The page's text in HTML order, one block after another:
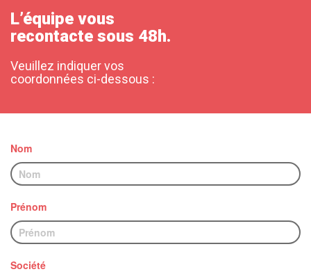
L’équipe vous
recontacte sous 48h.
Veuillez indiquer vos
coordonnées ci-dessous :
Nom
Prénom
Société